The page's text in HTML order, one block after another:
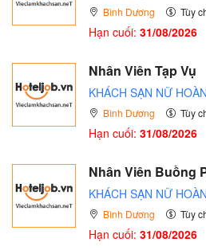
Bình Dương Tùy
Hạn cuối: 31/08/2026
Nhân Viên Tạp Vụ
KHÁCH SẠN NỮ
Bình Dương Tùy
Hạn cuối: 31/08/2026
Nhân Viên Buồng
KHÁCH SẠN NỮ
Bình Dương Tùy
Hạn cuối: 31/08/2026